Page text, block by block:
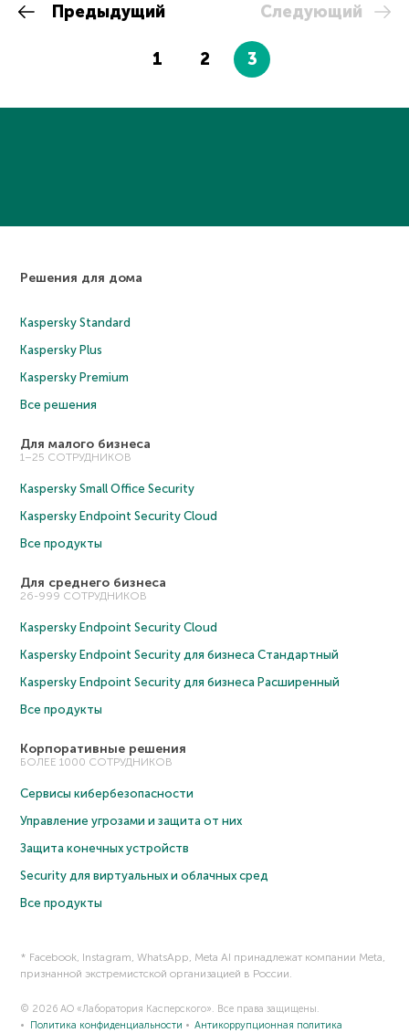
Предыдущий
1 2 3
Следующий
Решения для дома
Kaspersky Standard
Kaspersky Plus
Kaspersky Premium
Все решения
Для малого бизнеса
1–25 СОТРУДНИКОВ
Kaspersky Small Office Security
Kaspersky Endpoint Security Cloud
Все продукты
Для среднего бизнеса
26-999 СОТРУДНИКОВ
Kaspersky Endpoint Security Cloud
Kaspersky Endpoint Security для бизнеса Cтандартный
Kaspersky Endpoint Security для бизнеса Расширенный
Все продукты
Корпоративные решения
БОЛЕЕ 1000 СОТРУДНИКОВ
Сервисы кибербезопасности
Управление угрозами и защита от них
Защита конечных устройств
Security для виртуальных и облачных сред
Все продукты
* Facebook, Instagram, WhatsApp, Meta AI принадлежат компании Meta,
признанной экстремистской организацией в России.
© 2026 АО «Лаборатория Касперского». Все права защищены.
Политика конфиденциальности
Антикоррупционная политика